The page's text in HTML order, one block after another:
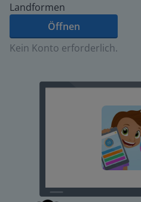
Landformen
Öffnen
Kein Konto erforderlich.